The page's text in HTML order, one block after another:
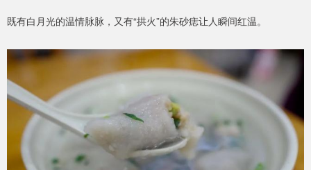
既有白月光的温情脉脉，又有“拱火”的朱砂痣让人瞬间红温。